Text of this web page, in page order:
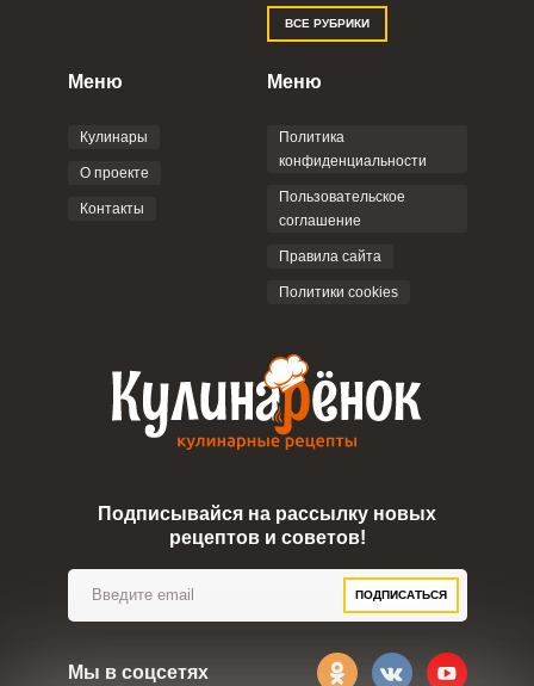
ВСЕ РУБРИКИ
Меню
Кулинары
О проекте
Контакты
Меню
Политика
конфиденциальности
Пользовательское
соглашение
Правила сайта
Политики cookies
Подписывайся на рассылку новых
рецептов и советов!
ПОДПИСАТЬСЯ
Мы в соцсетях